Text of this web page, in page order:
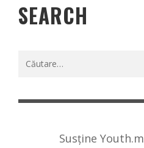
SEARCH
Caută
Susține